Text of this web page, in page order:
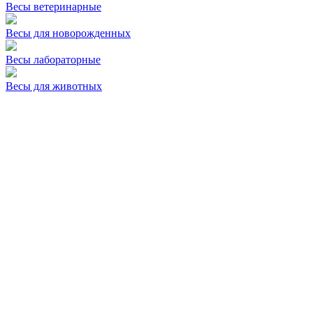
Весы ветеринарные
Весы для новорожденных
Весы лабораторные
Весы для животных